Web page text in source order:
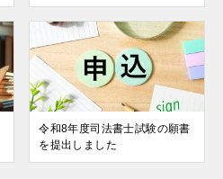
令和8年度司法書士試験の願書
を提出しました